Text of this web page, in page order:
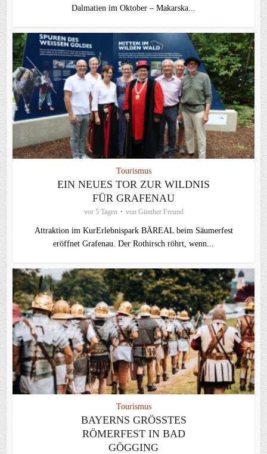
Dalmatien im Oktober – Makarska...
Tourismus
EIN NEUES TOR ZUR WILDNIS
FÜR GRAFENAU
vor 5 Tagen von Günther Freund
Attraktion im KurErlebnispark BÄREAL beim Säumerfest
eröffnet Grafenau. Der Rothirsch röhrt, wenn...
Tourismus
BAYERNS GRÖSSTES R
ÖMERFEST IN BAD G
ÖGGING